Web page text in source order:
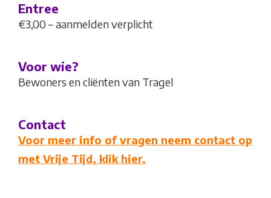
Entree
€3,00 – aanmelden verplicht
Voor wie?
Bewoners en cliënten van Tragel
Contact
Voor meer info of vragen neem contact op
met Vrije Tijd, klik hier.